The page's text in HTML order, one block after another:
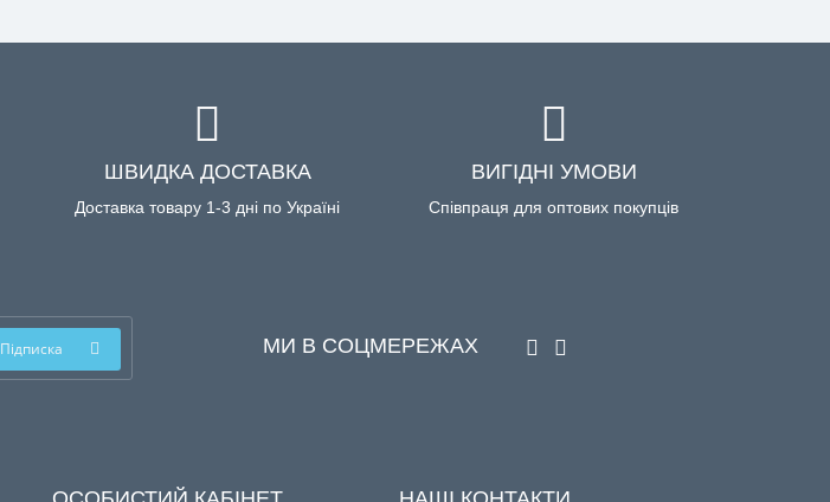
ШВИДКА ДОСТАВКА
Доставка товару 1-3 дні по Україні
ВИГІДНІ УМОВИ
Співпраця для оптових покупців
Підписка МИ В СОЦМЕРЕЖАХ